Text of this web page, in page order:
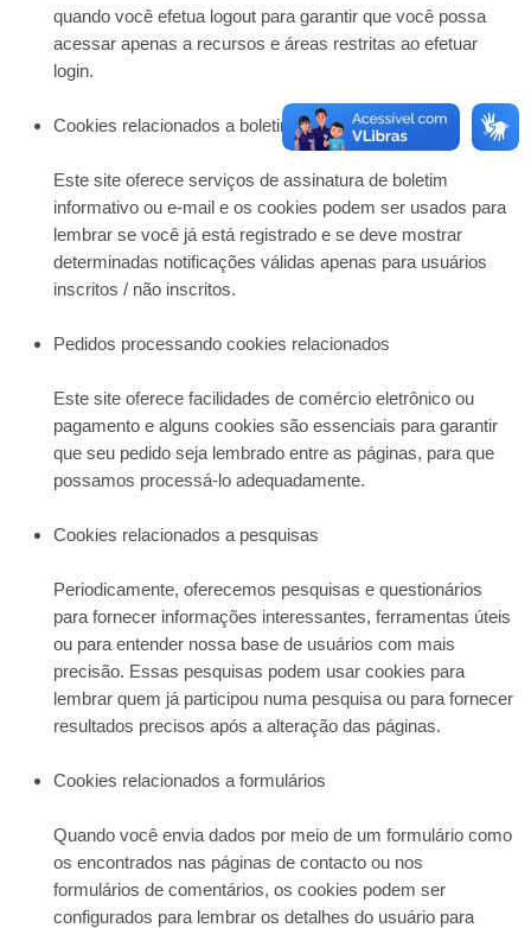
quando você efetua logout para garantir que você possa
acessar apenas a recursos e áreas restritas ao efetuar
login.
Cookies relacionados a boletins por e-mail
Este site oferece serviços de assinatura de boletim
informativo ou e-mail e os cookies podem ser usados ​​para
lembrar se você já está registrado e se deve mostrar
determinadas notificações válidas apenas para usuários
inscritos / não inscritos.
Pedidos processando cookies relacionados
Este site oferece facilidades de comércio eletrônico ou
pagamento e alguns cookies são essenciais para garantir
que seu pedido seja lembrado entre as páginas, para que
possamos processá-lo adequadamente.
Cookies relacionados a pesquisas
Periodicamente, oferecemos pesquisas e questionários
para fornecer informações interessantes, ferramentas úteis
ou para entender nossa base de usuários com mais
precisão. Essas pesquisas podem usar cookies para
lembrar quem já participou numa pesquisa ou para fornecer
resultados precisos após a alteração das páginas.
Cookies relacionados a formulários
Quando você envia dados por meio de um formulário como
os encontrados nas páginas de contacto ou nos
formulários de comentários, os cookies podem ser
configurados para lembrar os detalhes do usuário para